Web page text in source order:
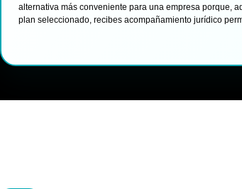
alternativa más conveniente para una empresa porque,
plan seleccionado, recibes acompañamiento jurídico